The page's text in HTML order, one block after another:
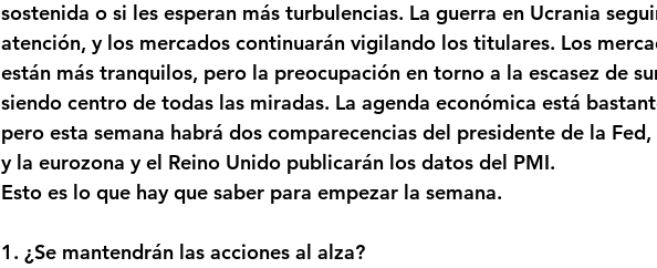
sostenida o si les esperan más turbulencias. La guerra en Ucrania
atención, y los mercados continuarán vigilando los titulares. Los
están más tranquilos, pero la preocupación en torno a la escasez de
siendo centro de todas las miradas. La agenda económica está
pero esta semana habrá dos comparecencias del presidente de la
y la eurozona y el Reino Unido publicarán los datos del PMI.
Esto es lo que hay que saber para empezar la semana.
1. ¿Se mantendrán las acciones al alza?